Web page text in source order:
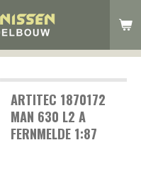
ARTITEC 1870172
MAN 630 L2 A
FERNMELDE 1:87